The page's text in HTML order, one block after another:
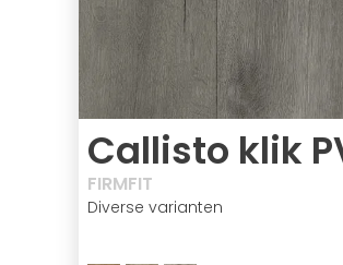
Callisto klik
FIRMFIT
Diverse varianten